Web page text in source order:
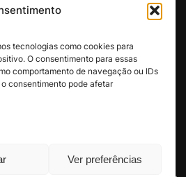
tecnologias como cookies para
O consentimento para essas
comportamento de navegação ou IDs
consentimento pode afetar
Ver preferências